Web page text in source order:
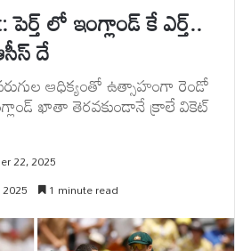
లో ఇంగ్లాండ్ కే ఎర్త్..
దే
ఆధిక్యంతో ఉత్సాహంగా రెండో
ఖాతా తెరవకుండానే క్రాలే వికెట్
22, 2025
1 minute read